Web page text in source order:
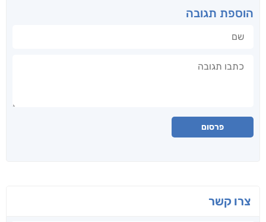
הוספת תגובה
פרסום
צרו קשר